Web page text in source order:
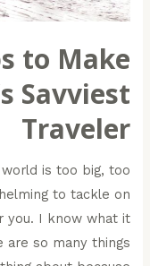
to Make
Savviest
Traveler
is too big, too
to tackle on
you. I know what it
so many things